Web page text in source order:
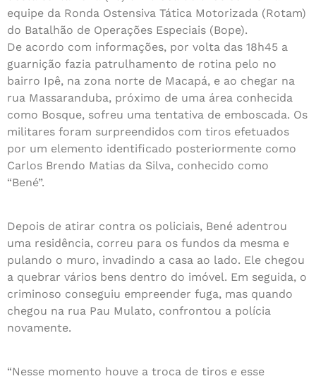
equipe da Ronda Ostensiva Tática Motorizada (Rotam)
do Batalhão de Operações Especiais (Bope).
De acordo com informações, por volta das 18h45 a
guarnição fazia patrulhamento de rotina pelo no
bairro Ipê, na zona norte de Macapá, e ao chegar na
rua Massaranduba, próximo de uma área conhecida
como Bosque, sofreu uma tentativa de emboscada. Os
militares foram surpreendidos com tiros efetuados
por um elemento identificado posteriormente como
Carlos Brendo Matias da Silva, conhecido como
“Bené”.
Depois de atirar contra os policiais, Bené adentrou
uma residência, correu para os fundos da mesma e
pulando o muro, invadindo a casa ao lado. Ele chegou
a quebrar vários bens dentro do imóvel. Em seguida, o
criminoso conseguiu empreender fuga, mas quando
chegou na rua Pau Mulato, confrontou a polícia
novamente.
“Nesse momento houve a troca de tiros e esse